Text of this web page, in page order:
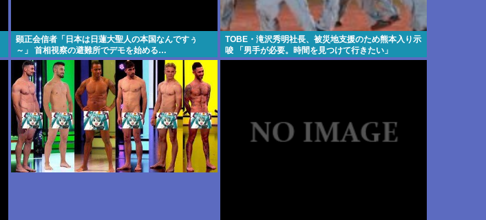
顕正会信者「日本は日蓮大聖人の本国なんですぅ
～」 首相視察の避難所でデモを始める…
TOBE・滝沢秀明社長、被災地支援のため熊本入り示
唆 「男手が必要。時間を見つけて行きたい」